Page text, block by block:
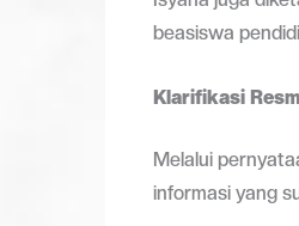
beasiswa
Klarifikasi
Melalui
informasi yang